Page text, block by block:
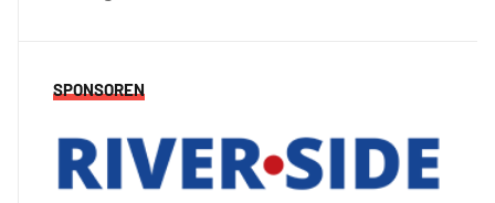
SPONSOREN